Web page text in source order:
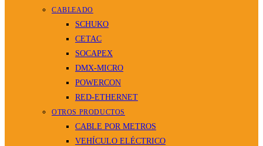
CABLEADO
SCHUKO
CETAC
SOCAPEX
DMX-MICRO
POWERCON
RED-ETHERNET
OTROS PRODUCTOS
CABLE POR METROS
VEHÍCULO ELÉCTRICO